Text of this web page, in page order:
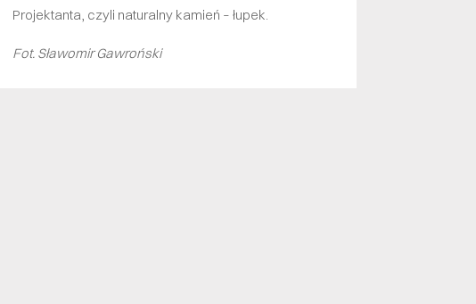
Projektanta, czyli naturalny kamień – łupek.
Fot. Sławomir Gawroński